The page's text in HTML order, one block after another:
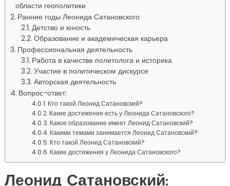
области геополитики
Ранние годы Леонида Сатановского
Детство и юность
Образование и академическая карьера
Профессиональная деятельность
Работа в качестве политолога и историка
Участие в политическом дискурсе
Авторская деятельность
Вопрос-ответ:
Кто такой Леонид Сатановский?
Какие достижения есть у Леонида Сатановского?
Какое образование имеет Леонид Сатановский?
Какими темами занимается Леонид Сатановский?
Кто такой Леонид Сатановский?
Какие достижения у Леонида Сатановского?
Леонид Сатановский: